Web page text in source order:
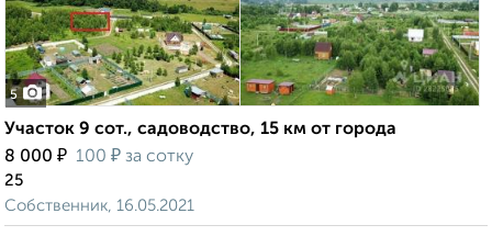
5
Участок 9 сот., садоводство, 15 км от города
8 000 ₽ 100 ₽ за сотку
25
Собственник, 16.05.2021